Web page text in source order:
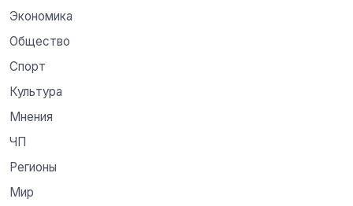
Экономика
Общество
Спорт
Культура
Мнения
ЧП
Регионы
Мир